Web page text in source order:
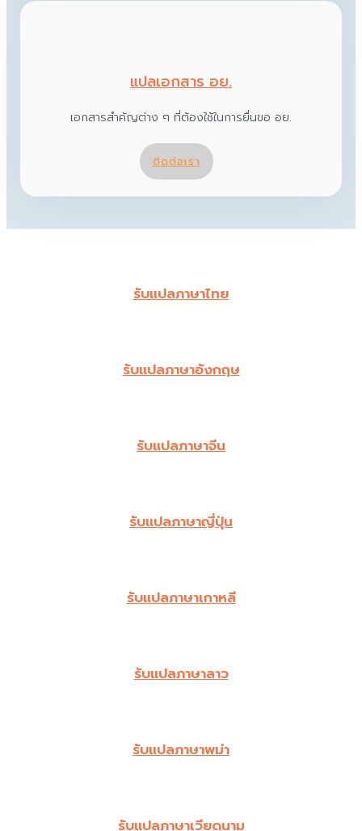
แปลเอกสาร อย.
เอกสารสำคัญต่าง ๆ ที่ต้องใช้ในการยื่นขอ อย.
ติดต่อเรา
รับแปลภาษาไทย
รับแปลภาษาอังกฤษ
รับแปลภาษาจีน
รับแปลภาษาญี่ปุ่น
รับแปลภาษาเกาหลี
รับแปลภาษาลาว
รับแปลภาษาพม่า
รับแปลภาษาเวียดนาม